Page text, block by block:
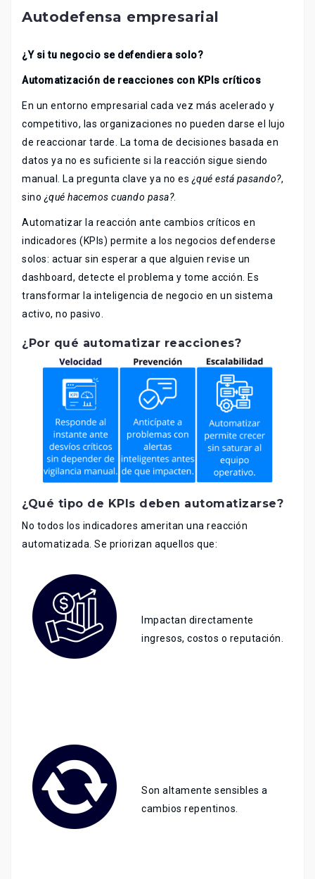
Autodefensa empresarial
¿Y si tu negocio se defendiera solo?
Automatización de reacciones con KPIs críticos
En un entorno empresarial cada vez más acelerado y
competitivo, las organizaciones no pueden darse el lujo
de reaccionar tarde. La toma de decisiones basada en
datos ya no es suficiente si la reacción sigue siendo
manual. La pregunta clave ya no es ¿qué está pasando?,
sino ¿qué hacemos cuando pasa?.
Automatizar la reacción ante cambios críticos en
indicadores (KPIs) permite a los negocios defenderse
solos: actuar sin esperar a que alguien revise un
dashboard, detecte el problema y tome acción. Es
transformar la inteligencia de negocio en un sistema
activo, no pasivo.
¿Por qué automatizar reacciones?
¿Qué tipo de KPIs deben automatizarse?
No todos los indicadores ameritan una reacción
automatizada. Se priorizan aquellos que:
Impactan directamente
ingresos, costos o reputación.
Son altamente sensibles a
cambios repentinos.